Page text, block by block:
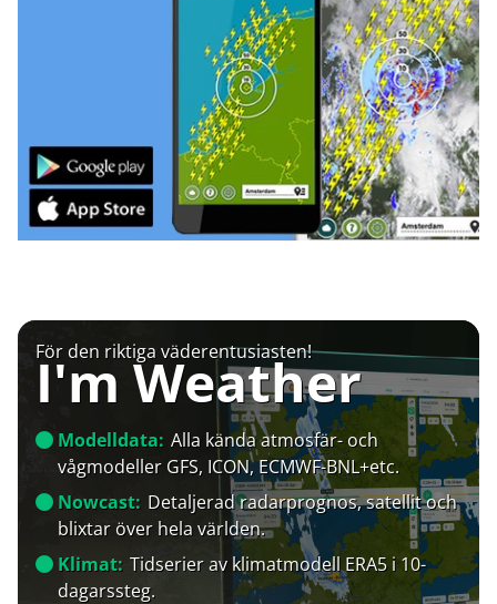
För den riktiga väderentusiasten!
I'm Weather
Modelldata: Alla kända atmosfär- och
vågmodeller GFS, ICON, ECMWF-BNL+etc.
Nowcast: Detaljerad radarprognos, satellit och
blixtar över hela världen.
Klimat: Tidserier av klimatmodell ERA5 i 10-
dagarssteg.